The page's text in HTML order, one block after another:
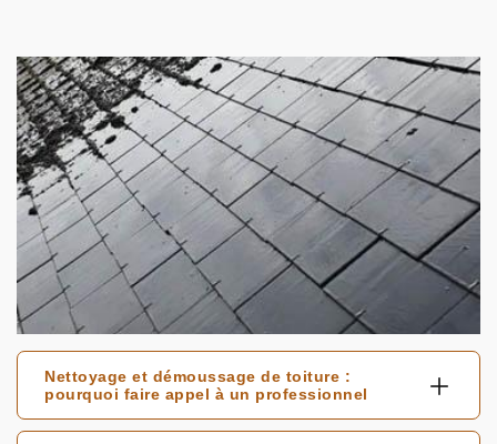
Nettoyage et démoussage de toiture :
pourquoi faire appel à un professionnel